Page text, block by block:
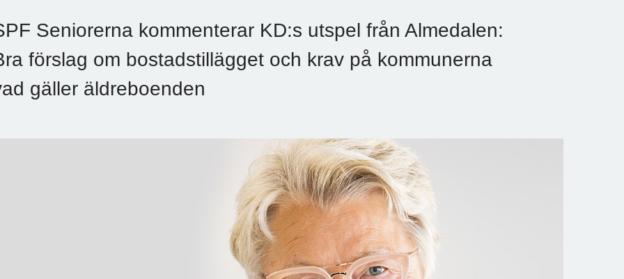
Seniorerna kommenterar KD:s utspel från Almedalen:
förslag om bostadstillägget och krav på kommunerna
gäller äldreboenden